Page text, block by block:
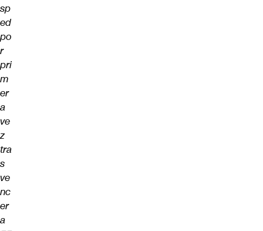
sp
ed
po
r
pri
m
er
a
ve
z
tra
s
ve
nc
er
a